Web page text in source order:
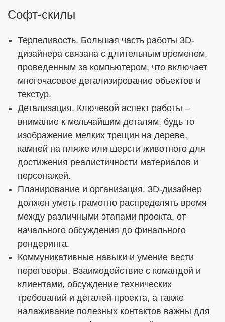
Софт-скилы
Терпеливость. Большая часть работы 3D-
дизайнера связана с длительным временем,
проведенным за компьютером, что включает
многочасовое детализирование объектов и
текстур.
Детализация. Ключевой аспект работы –
внимание к мельчайшим деталям, будь то
изображение мелких трещин на дереве,
камней на пляже или шерсти животного для
достижения реалистичности материалов и
персонажей.
Планирование и организация. 3D-дизайнер
должен уметь грамотно распределять время
между различными этапами проекта, от
начального обсуждения до финального
рендеринга.
Коммуникативные навыки и умение вести
переговоры. Взаимодействие с командой и
клиентами, обсуждение технических
требований и деталей проекта, а также
налаживание полезных контактов важны для